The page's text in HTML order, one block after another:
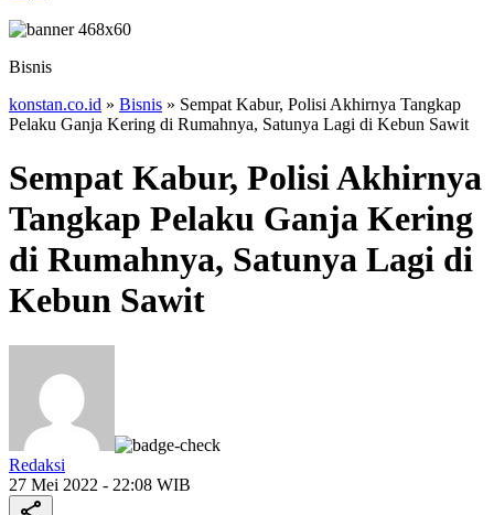
Bisnis
konstan.co.id » Bisnis » Sempat Kabur, Polisi Akhirnya Tangkap
Pelaku Ganja Kering di Rumahnya, Satunya Lagi di Kebun Sawit
Sempat Kabur, Polisi Akhirnya
Tangkap Pelaku Ganja Kering
di Rumahnya, Satunya Lagi di
Kebun Sawit
Redaksi
27 Mei 2022 - 22:08 WIB